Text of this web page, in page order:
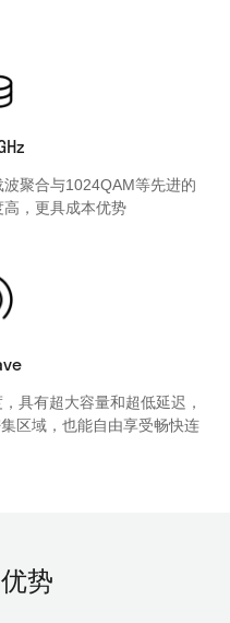
波聚合与1024QAM等先进的
，更具成本优势
有超大容量和超低延迟，
区域，也能自由享受畅快连
势